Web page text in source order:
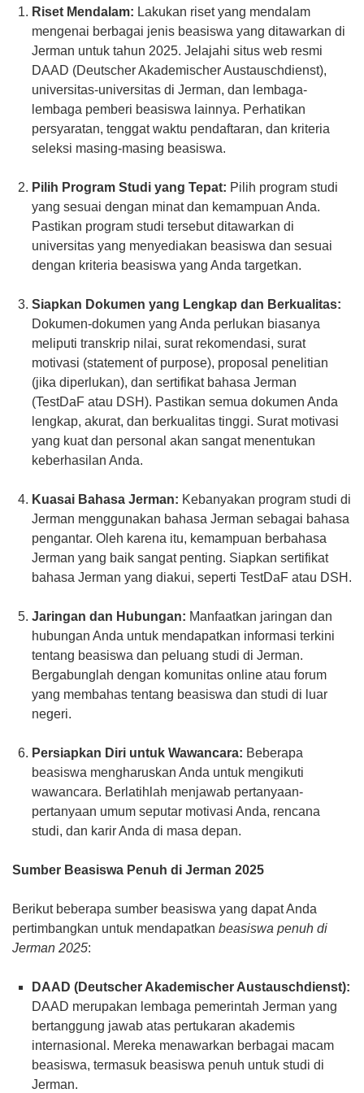
Riset Mendalam: Lakukan riset yang mendalam
mengenai berbagai jenis beasiswa yang ditawarkan di
Jerman untuk tahun 2025. Jelajahi situs web resmi
DAAD (Deutscher Akademischer Austauschdienst),
universitas-universitas di Jerman, dan lembaga-
lembaga pemberi beasiswa lainnya. Perhatikan
persyaratan, tenggat waktu pendaftaran, dan kriteria
seleksi masing-masing beasiswa.
Pilih Program Studi yang Tepat: Pilih program studi
yang sesuai dengan minat dan kemampuan Anda.
Pastikan program studi tersebut ditawarkan di
universitas yang menyediakan beasiswa dan sesuai
dengan kriteria beasiswa yang Anda targetkan.
Siapkan Dokumen yang Lengkap dan Berkualitas:
Dokumen-dokumen yang Anda perlukan biasanya
meliputi transkrip nilai, surat rekomendasi, surat
motivasi (statement of purpose), proposal penelitian
(jika diperlukan), dan sertifikat bahasa Jerman
(TestDaF atau DSH). Pastikan semua dokumen Anda
lengkap, akurat, dan berkualitas tinggi. Surat motivasi
yang kuat dan personal akan sangat menentukan
keberhasilan Anda.
Kuasai Bahasa Jerman: Kebanyakan program studi di
Jerman menggunakan bahasa Jerman sebagai bahasa
pengantar. Oleh karena itu, kemampuan berbahasa
Jerman yang baik sangat penting. Siapkan sertifikat
bahasa Jerman yang diakui, seperti TestDaF atau DSH.
Jaringan dan Hubungan: Manfaatkan jaringan dan
hubungan Anda untuk mendapatkan informasi terkini
tentang beasiswa dan peluang studi di Jerman.
Bergabunglah dengan komunitas online atau forum
yang membahas tentang beasiswa dan studi di luar
negeri.
Persiapkan Diri untuk Wawancara: Beberapa
beasiswa mengharuskan Anda untuk mengikuti
wawancara. Berlatihlah menjawab pertanyaan-
pertanyaan umum seputar motivasi Anda, rencana
studi, dan karir Anda di masa depan.
Sumber Beasiswa Penuh di Jerman 2025
Berikut beberapa sumber beasiswa yang dapat Anda
pertimbangkan untuk mendapatkan beasiswa penuh di
Jerman 2025:
DAAD (Deutscher Akademischer Austauschdienst):
DAAD merupakan lembaga pemerintah Jerman yang
bertanggung jawab atas pertukaran akademis
internasional. Mereka menawarkan berbagai macam
beasiswa, termasuk beasiswa penuh untuk studi di
Jerman.